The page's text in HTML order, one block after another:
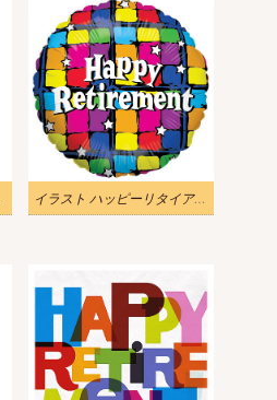
イラスト ハッピーリタイアメント画像 2